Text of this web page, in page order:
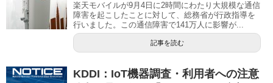
楽天モバイルが9月4日に2時間にわたり大規模な通信
障害を起こしたことに対して、総務省が行政指導を
行いました。この通信障害で141万人に影響が...
記事を読む
KDDI：IoT機器調査・利用者への注意